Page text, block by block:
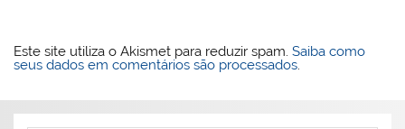
Este site utiliza o Akismet para reduzir spam.Saiba como
seus dados em comentários são processados.